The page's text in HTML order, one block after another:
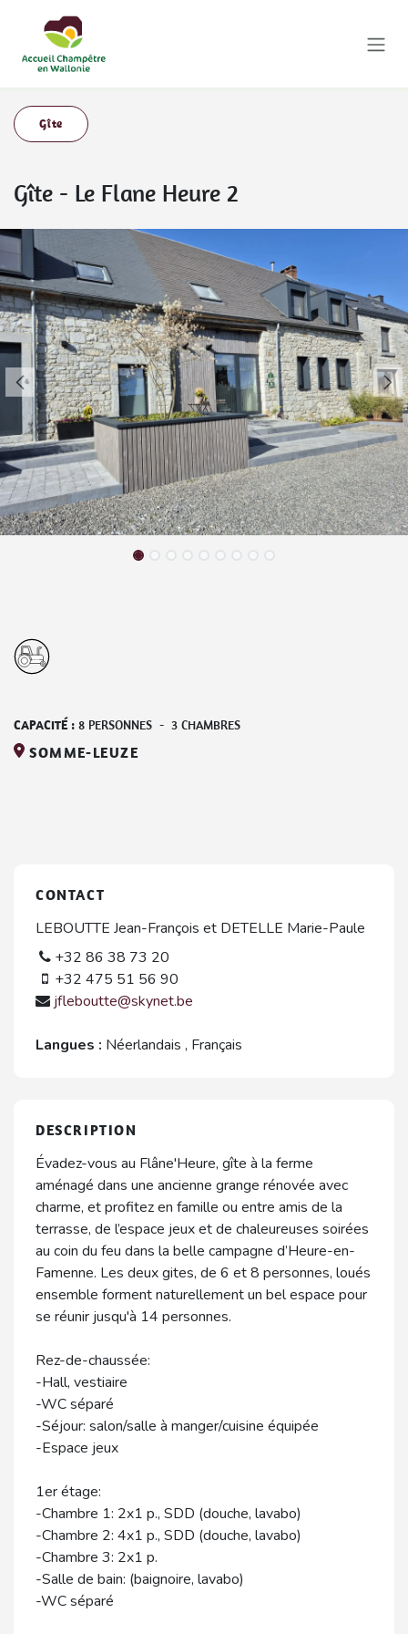
Gîte
Gîte - Le Flane Heure 2
CAPACITÉ : 8 PERSONNES - 3 CHAMBRES
SOMME-LEUZE
CONTACT
LEBOUTTE Jean-François et DETELLE Marie-Paule
+32 86 38 73 20
+32 475 51 56 90
jfleboutte@skynet.be
Langues : Néerlandais , Français
DESCRIPTION
Évadez-vous au Flâne'Heure, gîte à la ferme
aménagé dans une ancienne grange rénovée avec
charme, et profitez en famille ou entre amis de la
terrasse, de l’espace jeux et de chaleureuses soirées
au coin du feu dans la belle campagne d’Heure-en-
Famenne. Les deux gites, de 6 et 8 personnes, loués
ensemble forment naturellement un bel espace pour
se réunir jusqu'à 14 personnes.
Rez-de-chaussée:
-Hall, vestiaire
-WC séparé
-Séjour: salon/salle à manger/cuisine équipée
-Espace jeux
1er étage:
-Chambre 1: 2x1 p., SDD (douche, lavabo)
-Chambre 2: 4x1 p., SDD (douche, lavabo)
-Chambre 3: 2x1 p.
-Salle de bain: (baignoire, lavabo)
-WC séparé